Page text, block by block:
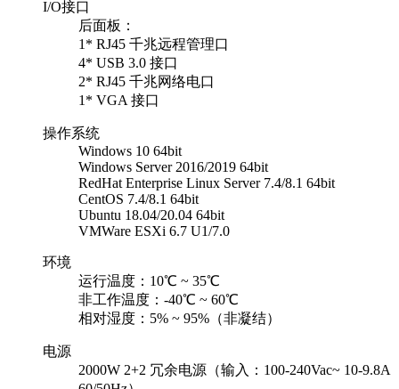
I/O接口
后面板：
1* RJ45 千兆远程管理口
4* USB 3.0 接口
2* RJ45 千兆网络电口
1* VGA 接口
操作系统
Windows 10 64bit
Windows Server 2016/2019 64bit
RedHat Enterprise Linux Server 7.4/8.1 64bit
CentOS 7.4/8.1 64bit
Ubuntu 18.04/20.04 64bit
VMWare ESXi 6.7 U1/7.0
环境
运行温度：10℃ ~ 35℃
非工作温度：-40℃ ~ 60℃
相对湿度：5% ~ 95%（非凝结）
电源
2000W 2+2 冗余电源（输入：100-240Vac~ 10-9.8A